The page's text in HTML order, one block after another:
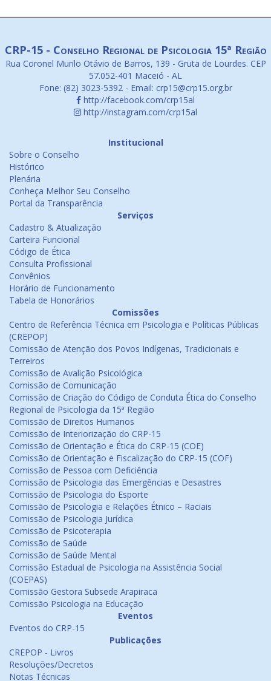
CRP-15 - Conselho Regional de Psicologia 15ª Região
Rua Coronel Murilo Otávio de Barros, 139 - Gruta de Lourdes. CEP
57.052-401 Maceió - AL
Fone: (82) 3023-5392 - Email: crp15@crp15.org.br
http://facebook.com/crp15al
http://instagram.com/crp15al
Institucional
Sobre o Conselho
Histórico
Plenária
Conheça Melhor Seu Conselho
Portal da Transparência
Serviços
Cadastro & Atualização
Carteira Funcional
Código de Ética
Consulta Profissional
Convênios
Horário de Funcionamento
Tabela de Honorários
Comissões
Centro de Referência Técnica em Psicologia e Políticas Públicas
(CREPOP)
Comissão de Atenção dos Povos Indígenas, Tradicionais e
Terreiros
Comissão de Avalição Psicológica
Comissão de Comunicação
Comissão de Criação do Código de Conduta Ética do Conselho
Regional de Psicologia da 15ª Região
Comissão de Direitos Humanos
Comissão de Interiorização do CRP-15
Comissão de Orientação e Ética do CRP-15 (COE)
Comissão de Orientação e Fiscalização do CRP-15 (COF)
Comissão de Pessoa com Deficiência
Comissão de Psicologia das Emergências e Desastres
Comissão de Psicologia do Esporte
Comissão de Psicologia e Relações Étnico – Raciais
Comissão de Psicologia Jurídica
Comissão de Psicoterapia
Comissão de Saúde
Comissão de Saúde Mental
Comissão Estadual de Psicologia na Assistência Social
(COEPAS)
Comissão Gestora Subsede Arapiraca
Comissão Psicologia na Educação
Eventos
Eventos do CRP-15
Publicações
CREPOP - Livros
Resoluções/Decretos
Notas Técnicas